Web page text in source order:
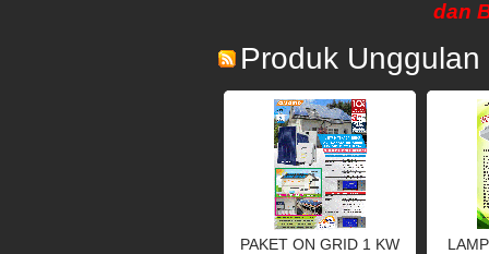
dan
Produk Unggulan
PAKET ON GRID 1 KW